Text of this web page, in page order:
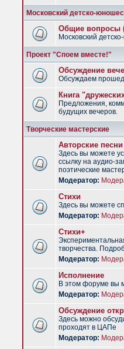
Московский детско-
Общие
Московский
Проект "Споем вместе!"
Обсуждение
Обсуждаем
Книга
Предложения,
будущих вечеров.
Творческие мастерские
Авторские песни
Здесь вы можете
ссылку на аудио-
поэтические
Модератор:
Стихи
Здесь вы можете
Модератор:
Стихи+
творчества.
Модератор:
Исполнение
В этом форуме вы
Модератор:
Обсуждение
Здесь можно
проходят в ЦАПе
Модератор: